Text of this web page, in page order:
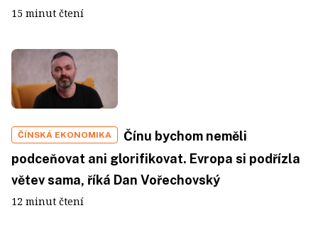
15 minut čtení
ČÍNSKÁ EKONOMIKA
Čínu bychom neměli
podceňovat ani glorifikovat. Evropa si podřízla
větev sama, říká Dan Vořechovský
12 minut čtení